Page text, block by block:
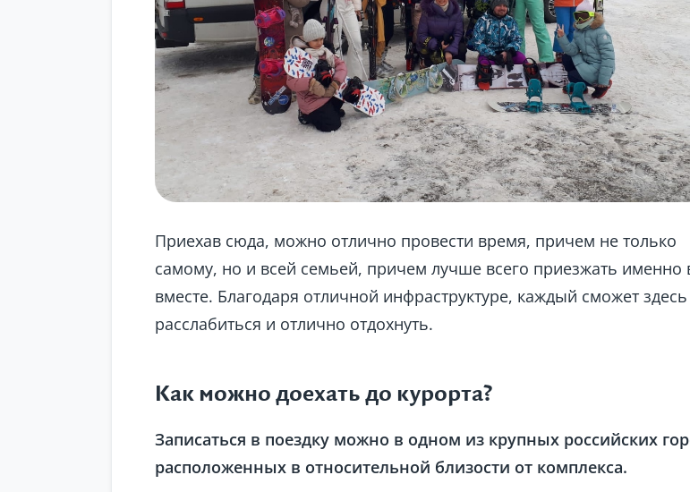
Приехав сюда, можно отлично провести время, причем не только
самому, но и всей семьей, причем лучше всего приезжать именно
вместе. Благодаря отличной инфраструктуре, каждый сможет здесь
расслабиться и отлично отдохнуть.
Как можно доехать до курорта?
Записаться в поездку можно в одном из крупных российских
расположенных в относительной близости от комплекса.